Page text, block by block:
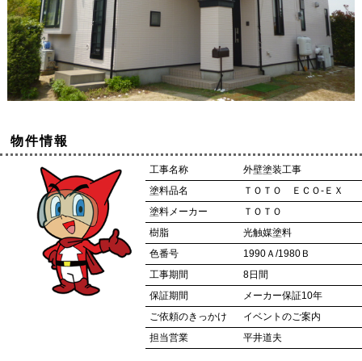
物件情報
工事名称
外壁塗装工事
塗料品名
ＴＯＴＯ ＥＣＯ-ＥＸ
塗料メーカー
ＴＯＴＯ
樹脂
光触媒塗料
色番号
1990Ａ/1980Ｂ
工事期間
8日間
保証期間
メーカー保証10年
ご依頼のきっかけ
イベントのご案内
担当営業
平井道夫